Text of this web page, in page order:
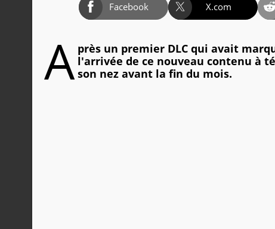
Facebook X.com
A près un premier DLC qui avait
l'arrivée de ce nouveau contenu à
son nez avant la fin du mois.